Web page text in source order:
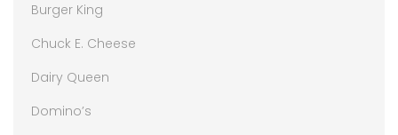
Burger King
Chuck E. Cheese
Dairy Queen
Domino’s